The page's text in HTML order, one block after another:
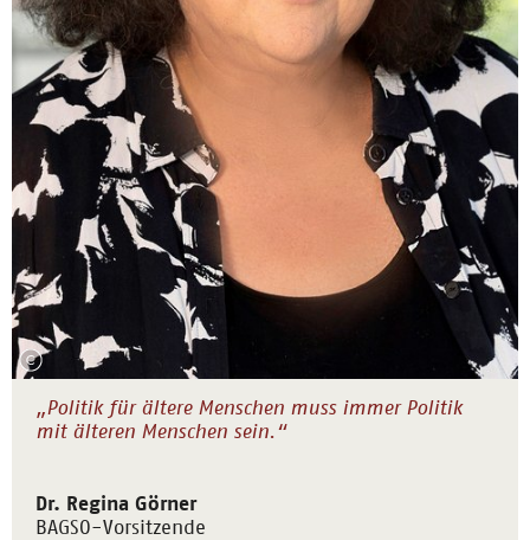
„Politik für ältere Menschen muss immer Politik
mit älteren Menschen sein.“
Dr. Regina Görner
BAGSO-Vorsitzende